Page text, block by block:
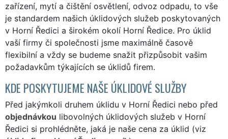
zařízení, mytí a čištění osvětlení, odvoz odpadu, to vše
je standardem našich úklidových služeb poskytovaných
v Horní Ředici a širokém okolí Horní Ředice. Pro úklid
vaší firmy či společnosti jsme maximálně časově
flexibilní a vždy se budeme snažit přizpůsobit vašim
požadavkům týkajících se úklidů firem.
KDE POSKYTUJEME NAŠE ÚKLIDOVÉ SLUŽBY
Před jakýmkoli druhem úklidu v Horní Ředici nebo před
objednávkou libovolných úklidových služeb v Horní
Ředici si prohlédněte, jaká je naše cena za úklid (viz